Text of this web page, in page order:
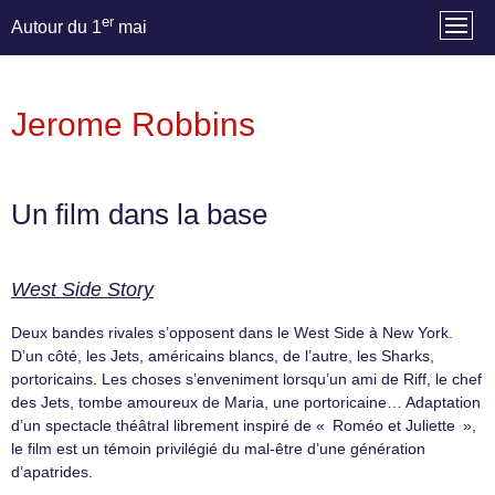
Autour du 1er mai
Jerome Robbins
Un film dans la base
West Side Story
Deux bandes rivales s’opposent dans le West Side à New York.
D’un côté, les Jets, américains blancs, de l’autre, les Sharks,
portoricains. Les choses s’enveniment lorsqu’un ami de Riff, le chef
des Jets, tombe amoureux de Maria, une portoricaine… Adaptation
d’un spectacle théâtral librement inspiré de « Roméo et Juliette »,
le film est un témoin privilégié du mal-être d’une génération
d’apatrides.